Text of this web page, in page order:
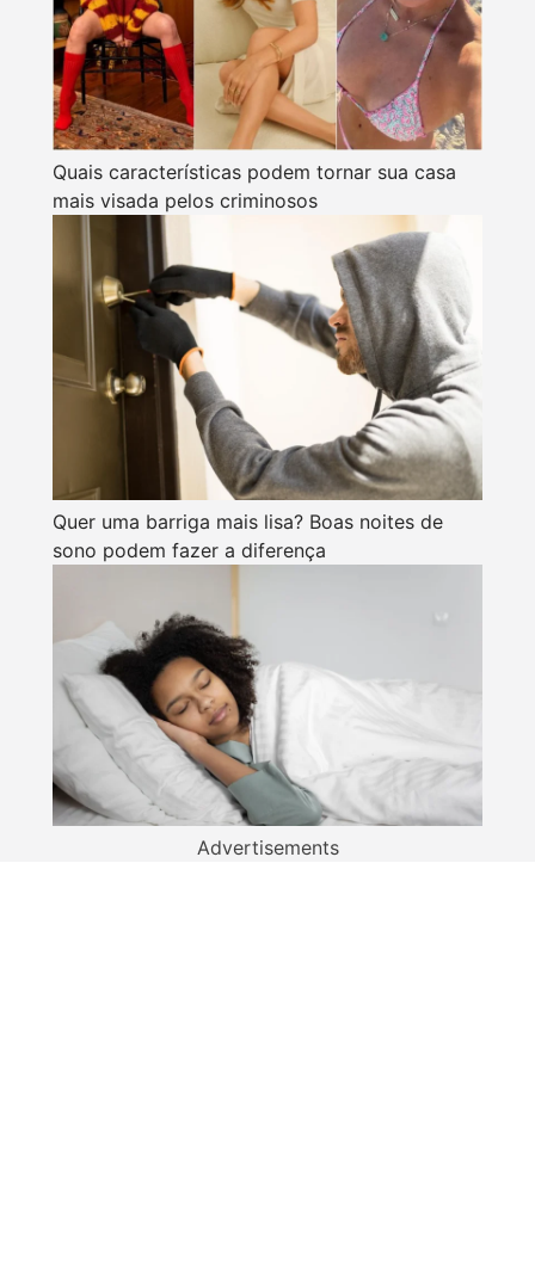
Quais características podem tornar sua casa
mais visada pelos criminosos
Quer uma barriga mais lisa? Boas noites de
sono podem fazer a diferença
Advertisements